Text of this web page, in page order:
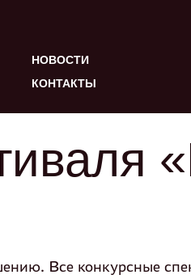
НОВОСТИ
КОНТАКТЫ
Все конкурсные